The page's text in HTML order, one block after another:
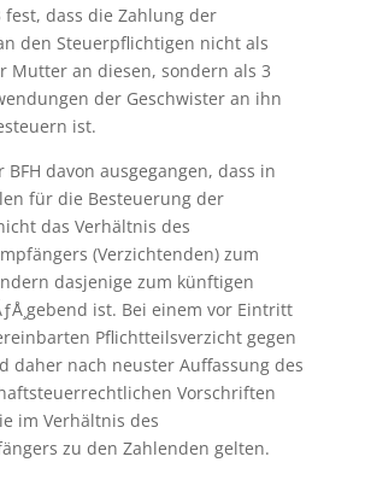
Kontraste
fest, dass die Zahlung der
den Steuerpflichtigen nicht als
Mutter an diesen, sondern als 3
der Geschwister an ihn
ist.
BFH davon ausgegangen, dass in
für die Besteuerung der
das Verhältnis des
(Verzichtenden) zum
dasjenige zum künftigen
ist. Bei einem vor Eintritt
Pflichtteilsverzicht gegen
daher nach neuster Auffassung des
Vorschriften
im Verhältnis des
zu den Zahlenden gelten.